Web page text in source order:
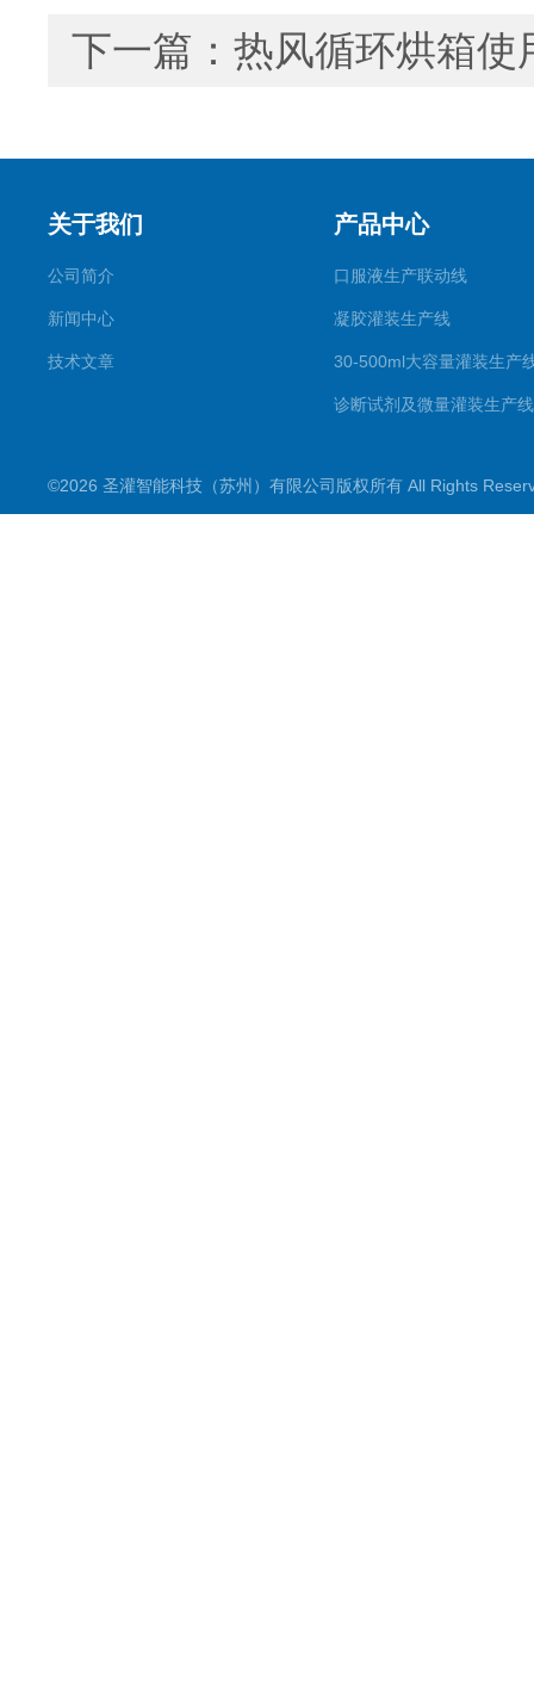
下一篇： 热风循环烘箱使
关于我们
公司简介
新闻中心
技术文章
产品中心
口服液生产联动线
凝胶灌装生产线
30-500ml大容量灌装生产
诊断试剂及微量灌装生产线
喷雾剂生产线
©2026 圣灌智能科技（苏州）有限公司版权所有 All Rights